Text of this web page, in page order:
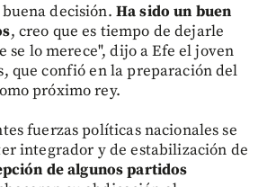
decisión. Ha sido un buen
, creo que es tiempo de dejarle
se lo merece", dijo a Efe el joven
que confió en la preparación del
próximo rey.
fuerzas políticas nacionales se
integrador y de estabilización de
de algunos partidos